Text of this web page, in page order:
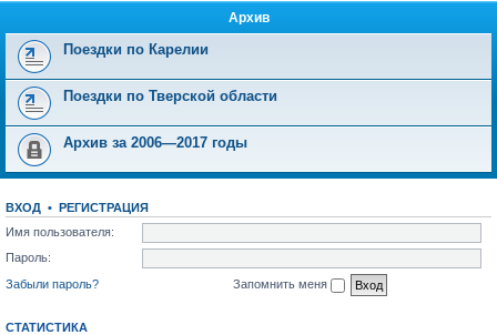
Архив
Поездки по Карелии
Поездки по Тверской области
Архив за 2006—2017 годы
ВХОД • РЕГИСТРАЦИЯ
Имя пользователя:
Пароль:
Забыли пароль?
Запомнить меня
СТАТИСТИКА